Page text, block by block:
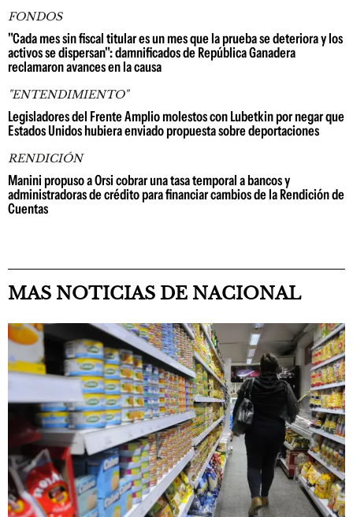
FONDOS
"Cada mes sin fiscal titular es un mes que la prueba se deteriora y los
activos se dispersan": damnificados de República Ganadera
reclamaron avances en la causa
"ENTENDIMIENTO"
Legisladores del Frente Amplio molestos con Lubetkin por negar que
Estados Unidos hubiera enviado propuesta sobre deportaciones
RENDICIÓN
Manini propuso a Orsi cobrar una tasa temporal a bancos y
administradoras de crédito para financiar cambios de la Rendición de
Cuentas
MAS NOTICIAS DE NACIONAL